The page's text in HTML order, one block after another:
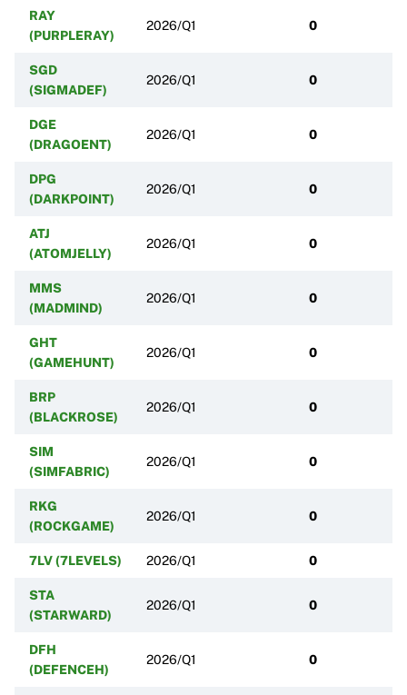
RAY
(PURPLERAY)
2026/Q1 0
SGD
(SIGMADEF)
2026/Q1 0
DGE
(DRAGOENT)
2026/Q1 0
DPG
(DARKPOINT)
2026/Q1 0
ATJ
(ATOMJELLY)
2026/Q1 0
MMS
(MADMIND)
2026/Q1 0
GHT
(GAMEHUNT)
2026/Q1 0
BRP
(BLACKROSE)
2026/Q1 0
SIM
(SIMFABRIC)
2026/Q1 0
RKG
(ROCKGAME)
2026/Q1 0
7LV (7LEVELS) 2026/Q1 0
STA
(STARWARD)
2026/Q1 0
DFH
(DEFENCEH)
2026/Q1 0